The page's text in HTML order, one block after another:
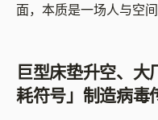
面，本质是一场人与空间
巨型床垫升空、
耗符号」制造病毒